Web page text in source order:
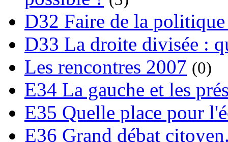
D32 Faire de la
D33 La droite divisée :
Les rencontres 2007 (0)
E34 La gauche et les
E35 Quelle place pour
E36 Grand débat